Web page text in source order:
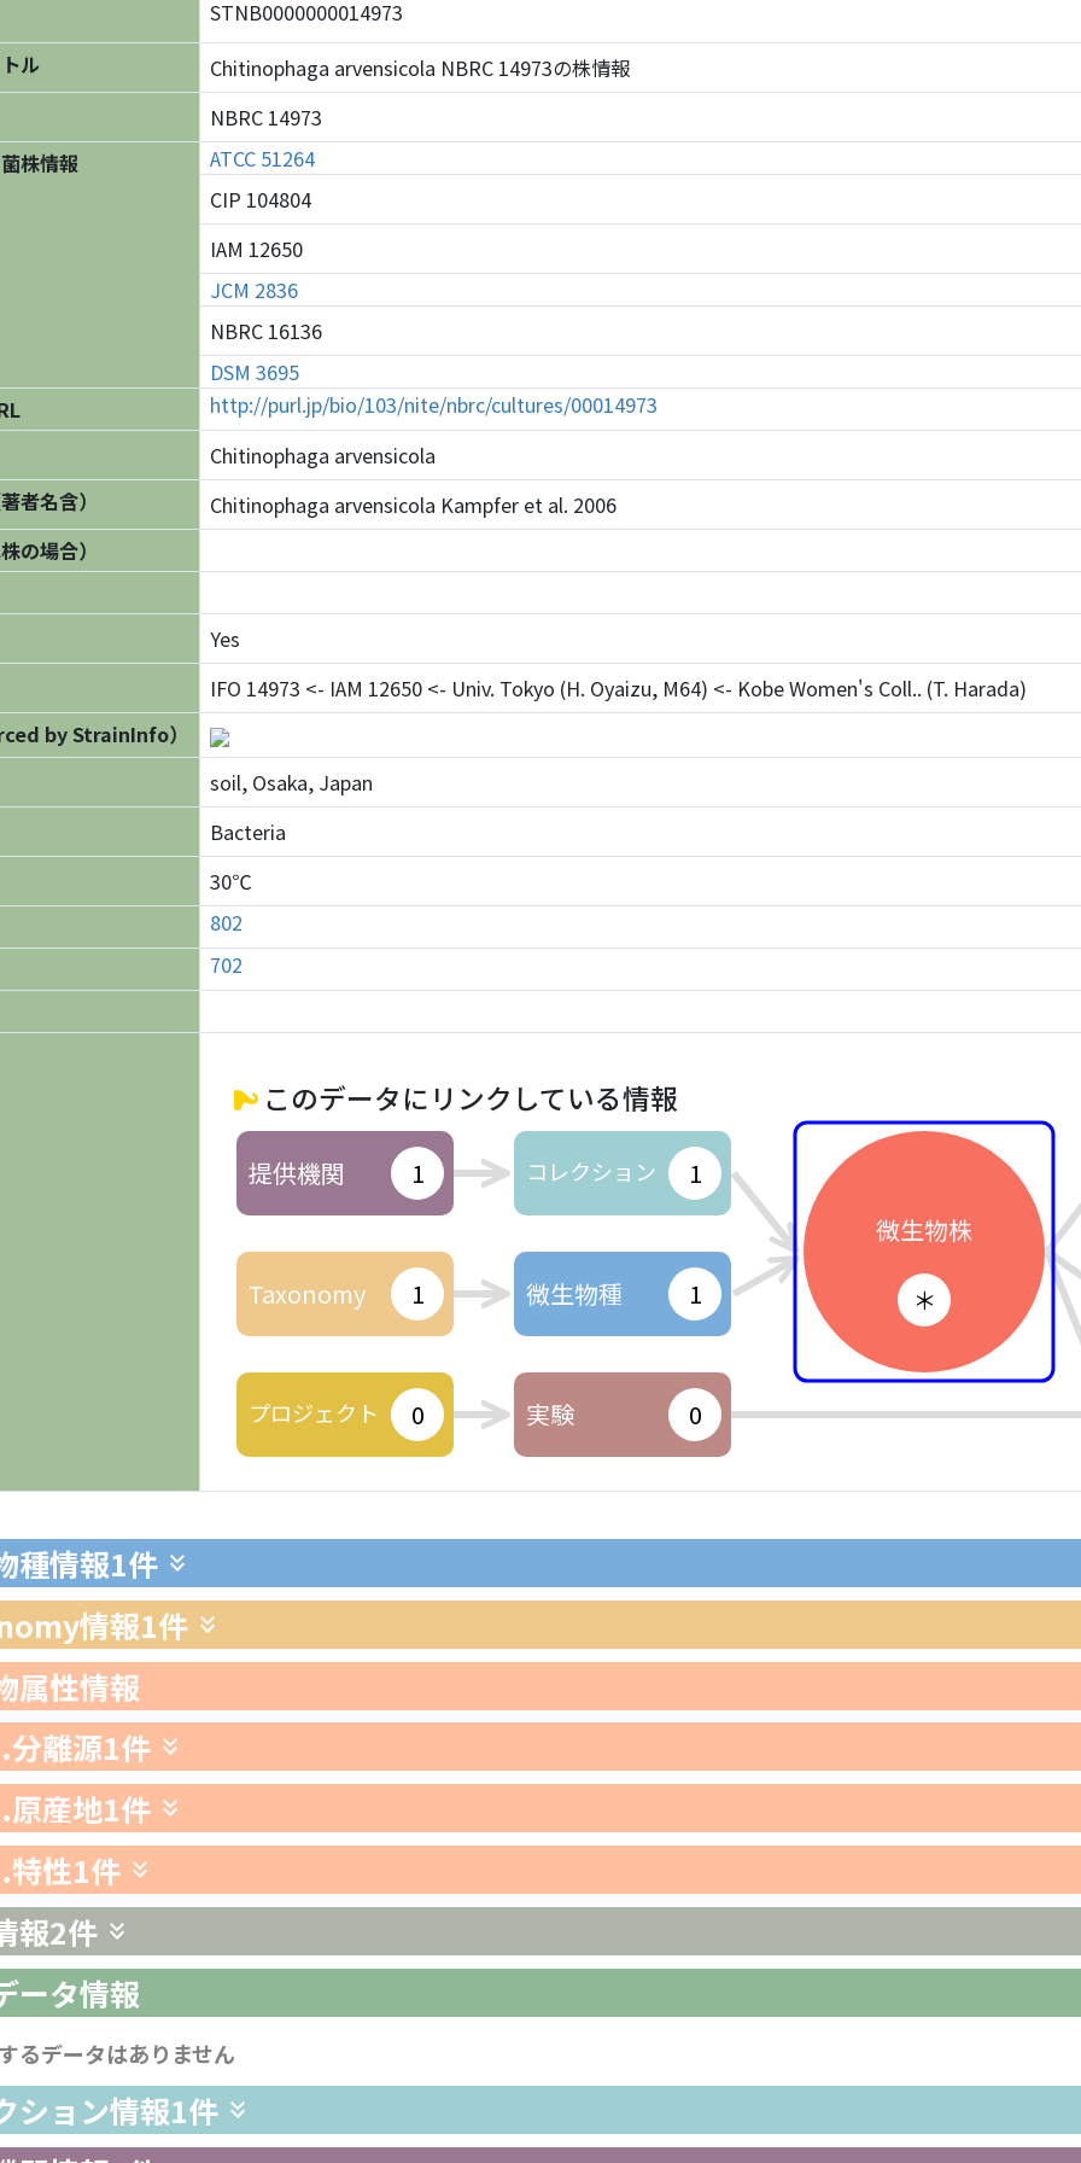
STNB0000000014973
ル
Chitinophaga arvensicola NBRC 14973の株情報
NBRC 14973
株情報
ATCC 51264
CIP 104804
IAM 12650
JCM 2836
NBRC 16136
DSM 3695
http://purl.jp/bio/103/nite/nbrc/cultures/00014973
Chitinophaga arvensicola
者名含）
Chitinophaga arvensicola Kampfer et al. 2006
の場合）
Yes
IFO 14973 <- IAM 12650 <- Univ. Tokyo (H. Oyaizu, M64) <- Kobe Women's Coll.. (T. Harada)
by StrainInfo）
soil, Osaka, Japan
Bacteria
30℃
802
702
このデータにリンクしている情報
提供機関 1
Taxonomy 1
プロジェクト 0
コレクション 1
微生物種 1
実験 0
微生物株
＊
種情報1件
情報1件
属性情報
離源1件
産地1件
性1件
報2件
ータ情報
るデータはありません
ション情報1件